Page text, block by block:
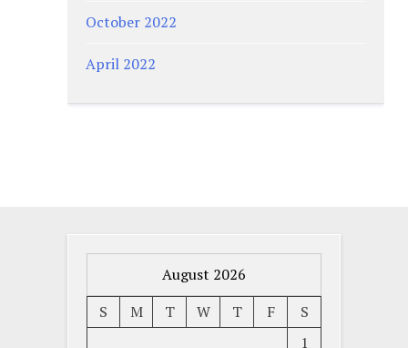
October 2022
April 2022
August 2026
S
M T W T F
S
1